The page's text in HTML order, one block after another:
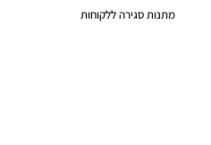
מתנות סגירה ללקוחות